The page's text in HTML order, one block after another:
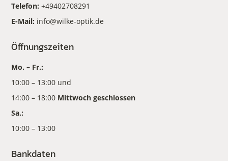
Telefon:+49402708291
E-Mail: info@wilke-optik.de
Öffnungszeiten
Mo. – Fr.:
10:00 – 13:00 und
14:00 – 18:00 Mittwoch geschlossen
Sa.:
10:00 – 13:00
Bankdaten